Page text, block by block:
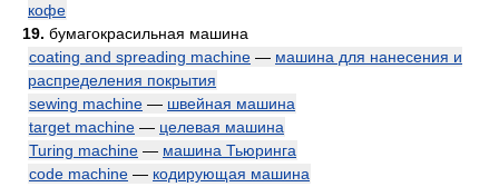
кофе
19. бумагокрасильная машина
coating and spreading machine — машина для нанесения и
распределения покрытия
sewing machine — швейная машина
target machine — целевая машина
Turing machine — машина Тьюринга
code machine — кодирующая машина